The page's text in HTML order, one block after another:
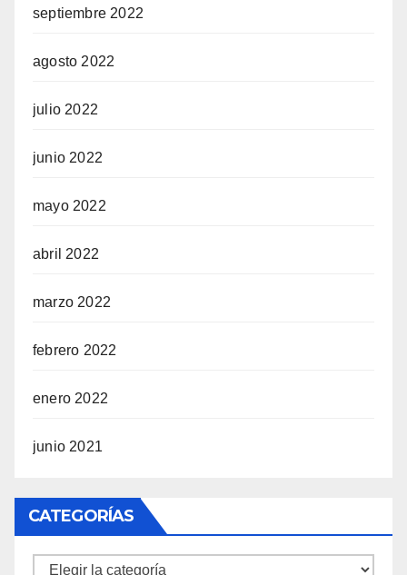
septiembre 2022
agosto 2022
julio 2022
junio 2022
mayo 2022
abril 2022
marzo 2022
febrero 2022
enero 2022
junio 2021
CATEGORÍAS
Categorías